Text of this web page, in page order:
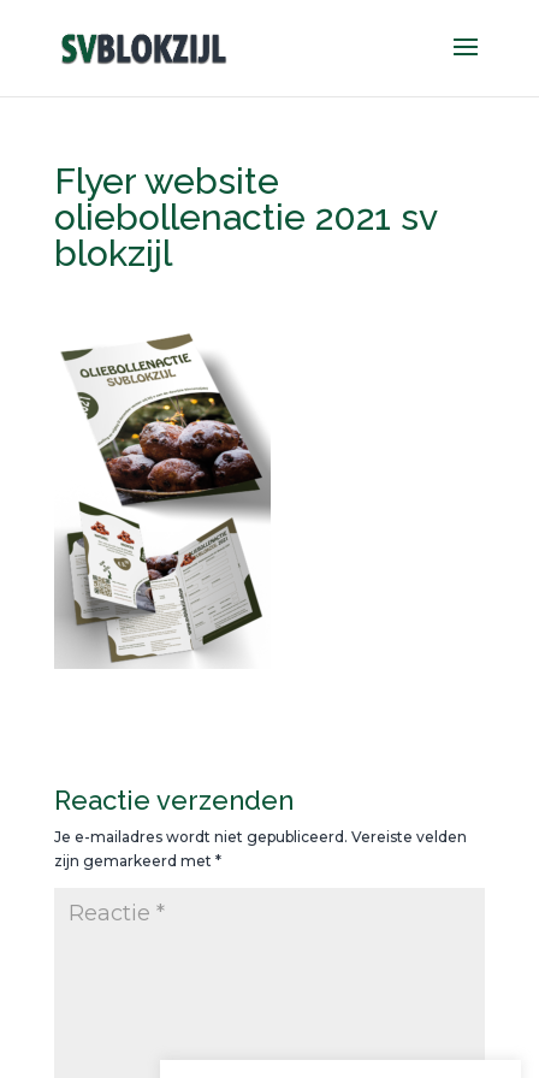
Flyer website
oliebollenactie 2021 sv
blokzijl
Reactie verzenden
Je e-mailadres wordt niet gepubliceerd. Vereiste velden
zijn gemarkeerd met *